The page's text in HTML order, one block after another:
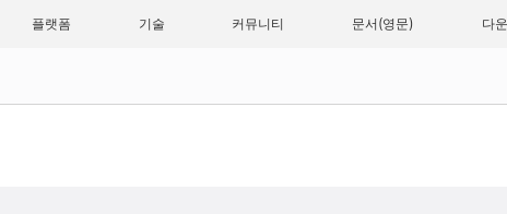
플랫폼 기술 커뮤니티 문서 다